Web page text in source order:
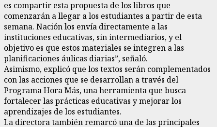
es compartir esta propuesta de los libros que
comenzarán a llegar a los estudiantes a partir de esta
semana. Nación los envía directamente a las
instituciones educativas, sin intermediarios, y el
objetivo es que estos materiales se integren a las
planificaciones áulicas diarias”, señaló.
Asimismo, explicó que los textos serán complementados
con las acciones que se desarrollan a través del
Programa Hora Más, una herramienta que busca
fortalecer las prácticas educativas y mejorar los
aprendizajes de los estudiantes.
La directora también remarcó una de las principales